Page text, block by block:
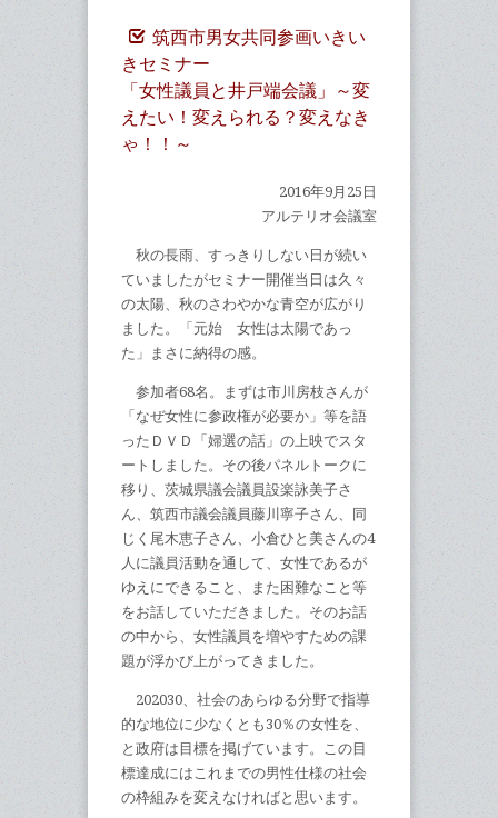
筑西市男女共同参画いきい
きセミナー
「女性議員と井戸端会議」～変
えたい！変えられる？変えなき
ゃ！！～
2016年9月25日
アルテリオ会議室
秋の長雨、すっきりしない日が続い
ていましたがセミナー開催当日は久々
の太陽、秋のさわやかな青空が広がり
ました。「元始 女性は太陽であっ
た」まさに納得の感。
参加者68名。まずは市川房枝さんが
「なぜ女性に参政権が必要か」等を語
ったＤＶＤ「婦選の話」の上映でスタ
ートしました。その後パネルトークに
移り、茨城県議会議員設楽詠美子さ
ん、筑西市議会議員藤川寧子さん、同
じく尾木恵子さん、小倉ひと美さんの4
人に議員活動を通して、女性であるが
ゆえにできること、また困難なこと等
をお話していただきました。そのお話
の中から、女性議員を増やすための課
題が浮かび上がってきました。
202030、社会のあらゆる分野で指導
的な地位に少なくとも30％の女性を、
と政府は目標を掲げています。この目
標達成にはこれまでの男性仕様の社会
の枠組みを変えなければと思います。